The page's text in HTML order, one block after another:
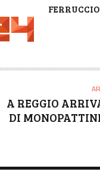
A
R
A REGGIO
DI